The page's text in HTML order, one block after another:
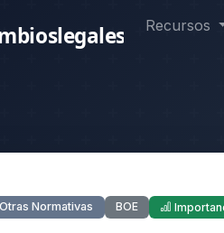
Recursos
Otras Normativas BOE